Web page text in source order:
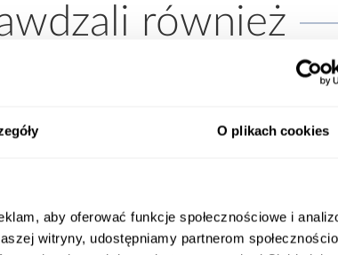
O plikach cookies
aby oferować funkcje społecznościowe i
witryny, udostępniamy partnerom
również